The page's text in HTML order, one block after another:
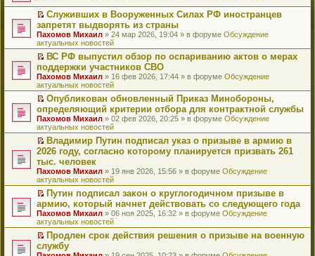
и
к
п
е
р
в
о
м
у
н
е
п
р
о
ч
и
т
а
н
н
о
м
у
с
о
о
б
щ
е
н
р
е
й
т
и
к
п
е
р
в
о
м
у
н
е
п
р
о
ч
и
т
а
н
н
о
м
у
с
о
о
П
е
р
е
й
т
и
к
п
е
р
в
о
м
у
н
е
п
р
о
ч
и
т
а
н
н
о
м
Служивших в Вооруженных Силах РФ иностранцев
запретят выдворять из страны
Пахомов Михаил » 24 мар 2026, 19:04 » в форуме Обсуждение
актуальных новостей
П
е
р
е
й
т
и
к
п
е
р
в
о
м
у
н
е
п
р
о
ч
и
т
ВС РФ выпустил обзор по оспариванию актов о мерах
поддержки участников СВО
Пахомов Михаил » 16 фев 2026, 17:44 » в форуме Обсуждение
актуальных новостей
П
е
р
е
й
т
и
к
п
е
р
в
о
м
у
н
е
п
Опубликован обновленный Приказ Минобороны,
определяющий критерии отбора для контрактной службы
Пахомов Михаил » 02 фев 2026, 20:25 » в форуме Обсуждение
актуальных новостей
П
е
р
е
й
т
и
к
п
е
р
в
о
Владимир Путин подписал указ о призыве в армию в
2026 году, согласно которому планируется призвать 261
тыс. человек
Пахомов Михаил » 19 янв 2026, 15:56 » в форуме Обсуждение
актуальных новостей
П
е
р
е
й
т
и
Путин подписал закон о круглогодичном призыве в
армию, который начнет действовать со следующего года
Пахомов Михаил » 06 ноя 2025, 16:32 » в форуме Обсуждение
актуальных новостей
П
е
Продлен срок действия решения о призыве на военную
службу